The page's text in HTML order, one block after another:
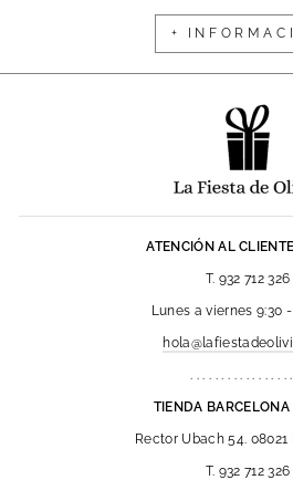
+
ATENCIÓN AL
T. 932 712 326
Lunes a viernes 9:30 -
. . . . . . . . . . . . . . . .
TIENDA BARCELONA
Rector Ubach 54. 08021
T. 932 712 326